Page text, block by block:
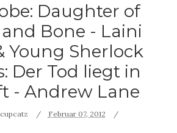
Daughter of
Bone - Laini
Young Sherlock
Der Tod liegt in
- Andrew Lane
cupcatz Februar 07, 2012